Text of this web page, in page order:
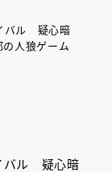
バル 疑心暗